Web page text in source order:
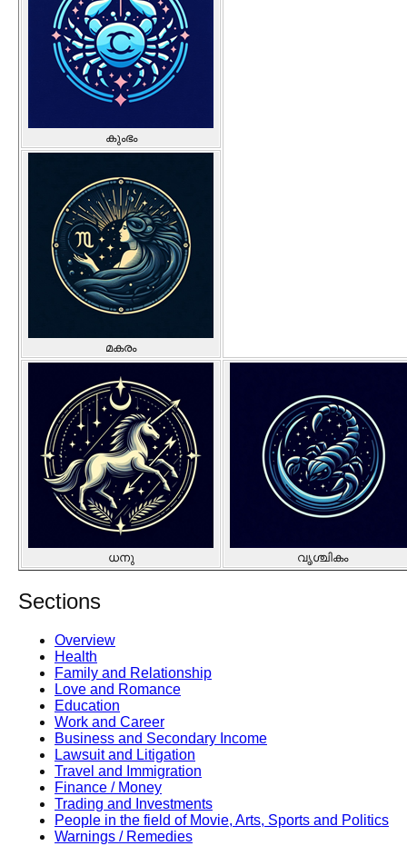
കുംഭം
മകരം
ധനു വൃശ്ചികം
Sections
Overview
Health
Family and Relationship
Love and Romance
Education
Work and Career
Business and Secondary Income
Lawsuit and Litigation
Travel and Immigration
Finance / Money
Trading and Investments
People in the field of Movie, Arts, Sports and Politics
Warnings / Remedies